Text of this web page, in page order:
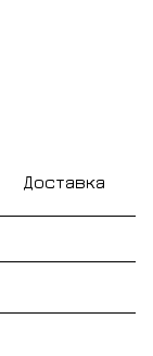
Доставка